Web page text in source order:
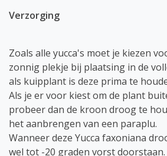
Verzorging
Zoals alle yucca's moet je kiezen
zonnig plekje bij plaatsing in de
als kuipplant is deze prima te
Als je er voor kiest om de plant
probeer dan de kroon droog te
het aanbrengen van een paraplu.
Wanneer deze Yucca faxoniana
wel tot -20 graden vorst doorstaan.